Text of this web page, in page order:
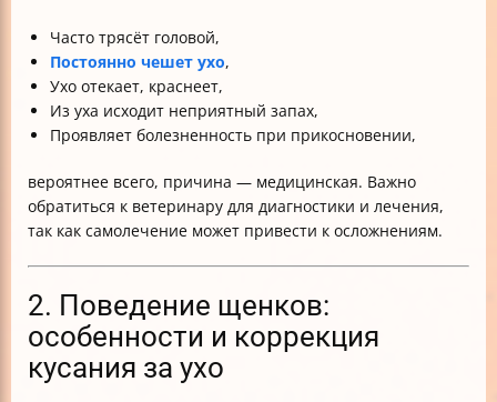
Часто трясёт головой,
Постоянно чешет ухо,
Ухо отекает, краснеет,
Из уха исходит неприятный запах,
Проявляет болезненность при прикосновении,
вероятнее всего, причина — медицинская. Важно
обратиться к ветеринару для диагностики и лечения,
так как самолечение может привести к осложнениям.
2. Поведение щенков:
особенности и коррекция
кусания за ухо